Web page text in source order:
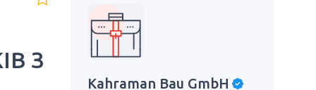
З
Kahraman Bau GmbH